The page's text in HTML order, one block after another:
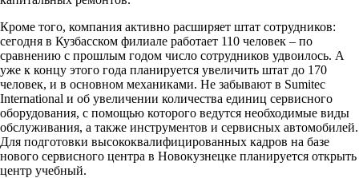
Кроме того, компания активно расширяет штат сотрудников:
сегодня в Кузбасском филиале работает 110 человек – по
сравнению с прошлым годом число сотрудников удвоилось. А
уже к концу этого года планируется увеличить штат до 170
человек, и в основном механиками. Не забывают в Sumitec
International и об увеличении количества единиц сервисного
оборудования, с помощью которого ведутся необходимые виды
обслуживания, а также инструментов и сервисных автомобилей.
Для подготовки высококвалифицированных кадров на базе
нового сервисного центра в Новокузнецке планируется открыть
центр учебный.